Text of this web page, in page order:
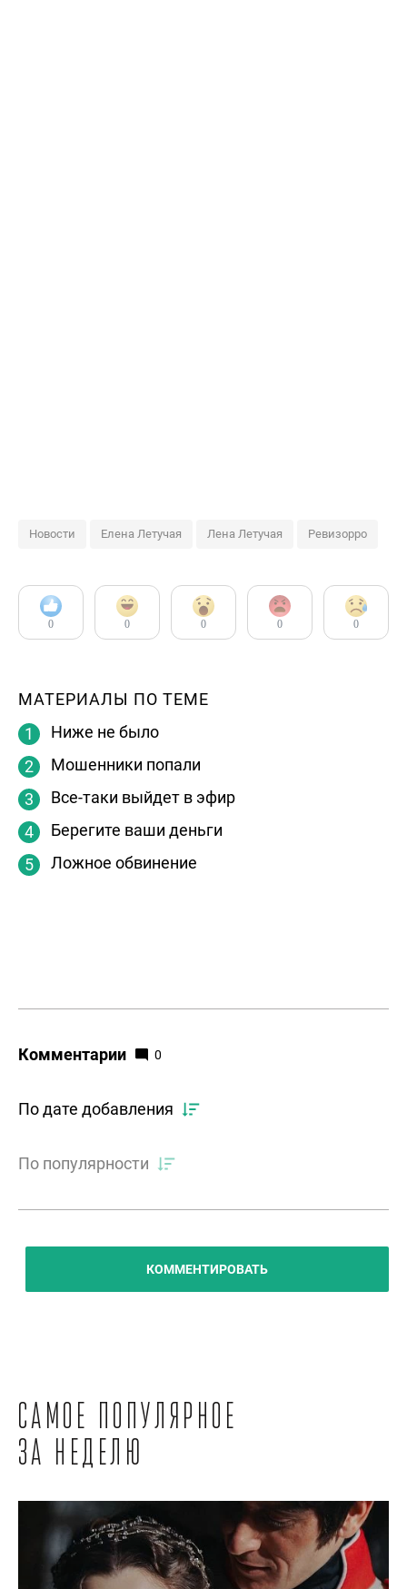
Новости Елена Летучая Лена Летучая Ревизорро
0 0 0 0 0
МАТЕРИАЛЫ ПО ТЕМЕ
Ниже не было
Мошенники попали
Все-таки выйдет в эфир
Берегите ваши деньги
Ложное обвинение
Комментарии 0
По дате добавления
По популярности
КОММЕНТИРОВАТЬ
Самое популярное
за неделю